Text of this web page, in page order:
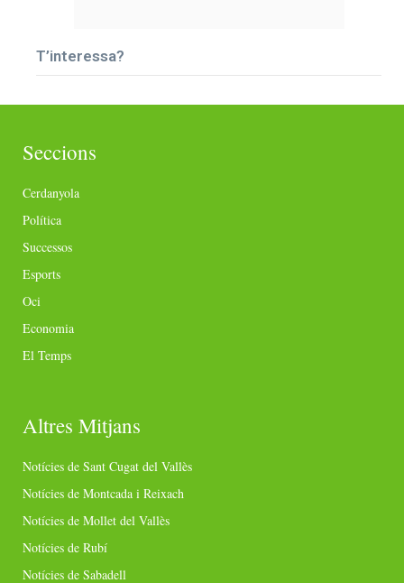
T’interessa?
Seccions
Cerdanyola
Política
Successos
Esports
Oci
Economia
El Temps
Altres Mitjans
Notícies de Sant Cugat del Vallès
Notícies de Montcada i Reixach
Notícies de Mollet del Vallès
Notícies de Rubí
Notícies de Sabadell